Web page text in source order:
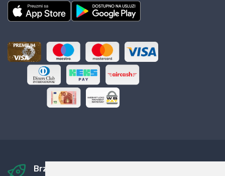
Brza i sigurna dostava